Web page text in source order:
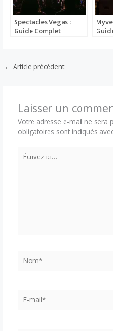
Spectacles Vegas :
Guide Complet
← Article précédent
Laisser un
Votre adresse e-mail ne sera
obligatoires sont indiqués avec
Écrivez
ici…
mail*